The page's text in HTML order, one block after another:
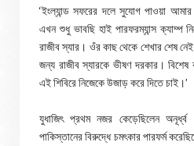
‘ইংল্যান্ড সফরের দলে সুযোগ পাওয়া
এখন শুধু ভাবছি হাই পারফরম্যান্স ক্যাম্প
রাজীব স্যার। ওঁর কাছ থেকে শেখার শেষ
জন্য রাজীব স্যারকে ভীষণ দরকার।
এই শিবিরে নিজেকে উজাড় করে দিতে চাই।’
যুধাজিৎ প্রথম নজর কেড়েছিলেন
পাকিস্তানের বিরুদ্ধে চমৎকার পারফর্ম